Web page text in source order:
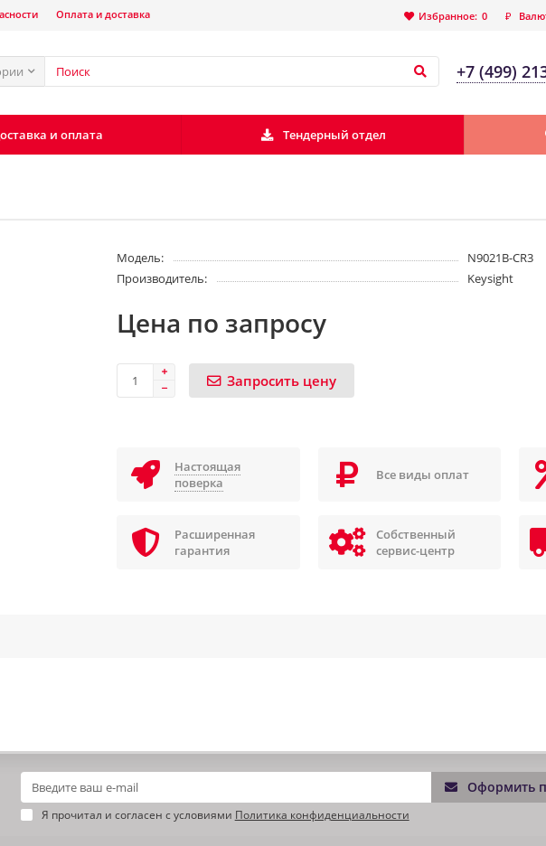
₽
Избранное: 0
Оплата и доставка
+7 (499)
и оплата Тендерный отдел
Модель:
N9021B-CR3
Производитель:
Keysight
Цена по запросу
Запросить цену
Настоящая
поверка
Все виды оплат
Расширенная
гарантия
Собственный
сервис-центр
Оформить
Я прочитал и согласен с условиями Политика конфиденциальности